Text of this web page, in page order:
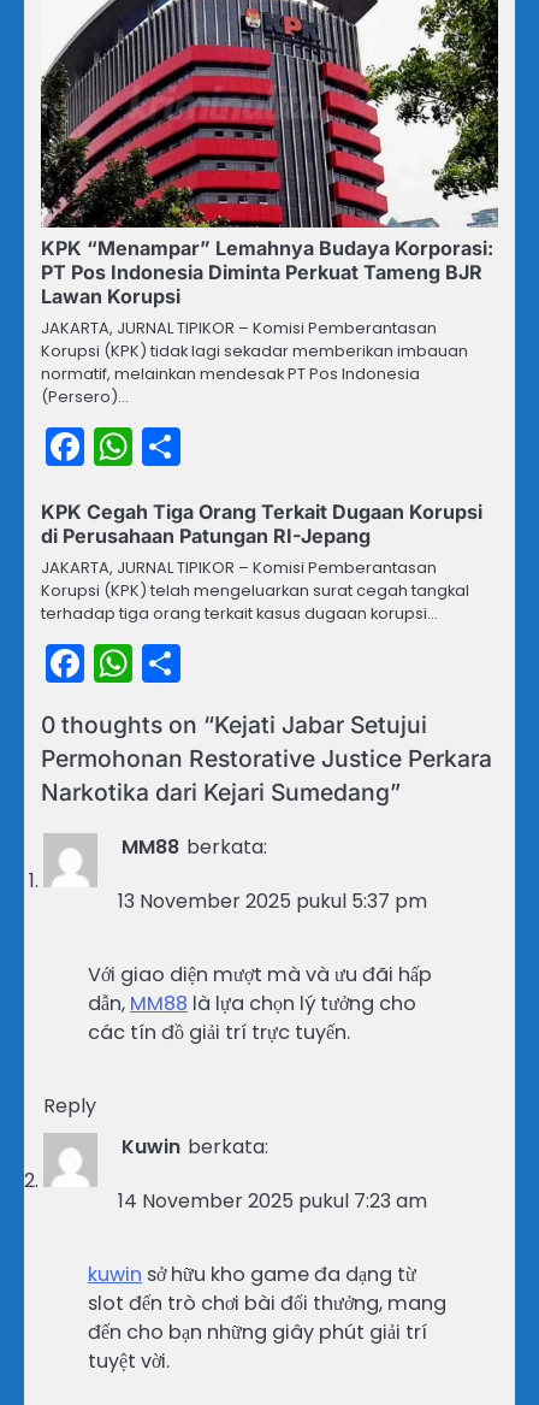
KPK “Menampar” Lemahnya Budaya Korporasi:
PT Pos Indonesia Diminta Perkuat Tameng BJR
Lawan Korupsi
JAKARTA, JURNAL TIPIKOR – Komisi Pemberantasan
Korupsi (KPK) tidak lagi sekadar memberikan imbauan
normatif, melainkan mendesak PT Pos Indonesia
(Persero)…
Facebook
WhatsApp
KPK Cegah Tiga Orang Terkait Dugaan Korupsi
di Perusahaan Patungan RI-Jepang
JAKARTA, JURNAL TIPIKOR – Komisi Pemberantasan
Korupsi (KPK) telah mengeluarkan surat cegah tangkal
terhadap tiga orang terkait kasus dugaan korupsi…
Facebook
WhatsApp
0 thoughts on “Kejati Jabar Setujui
Permohonan Restorative Justice Perkara
Narkotika dari Kejari Sumedang”
MM88 berkata:
13 November 2025 pukul 5:37 pm
Với giao diện mượt mà và ưu đãi hấp
dẫn, MM88 là lựa chọn lý tưởng cho
các tín đồ giải trí trực tuyến.
Reply
Kuwin berkata:
14 November 2025 pukul 7:23 am
kuwin sở hữu kho game đa dạng từ
slot đến trò chơi bài đổi thưởng, mang
đến cho bạn những giây phút giải trí
tuyệt vời.